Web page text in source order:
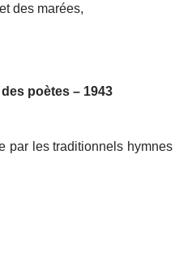
des marées,
poètes – 1943
par les traditionnels